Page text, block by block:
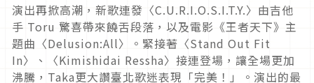
演出再掀高潮，新歌連發〈C.U.R.I.O.S.I.T.Y.〉由吉他
手 Toru 驚喜帶來饒舌段落，以及電影《王者天下》主
題曲〈Delusion:All〉。緊接著〈Stand Out Fit
In〉、〈Kimishidai Ressha〉接連登場，讓全場更加
沸騰，Taka更大讚臺北歌迷表現「完美！」。演出的最